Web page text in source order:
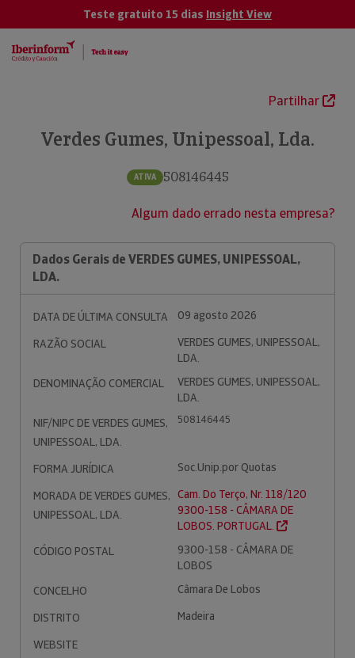
Teste gratuito 15 dias Insight View
Partilhar
Verdes Gumes, Unipessoal, Lda.
ATIVA 508146445
Algum dado errado nesta empresa?
Dados Gerais de VERDES GUMES, UNIPESSOAL,
LDA.
DATA DE ÚLTIMA CONSULTA
09 agosto 2026
RAZÃO SOCIAL
VERDES GUMES, UNIPESSOAL,
LDA.
DENOMINAÇÃO COMERCIAL
VERDES GUMES, UNIPESSOAL,
LDA.
NIF/NIPC DE VERDES GUMES,
UNIPESSOAL, LDA.
508146445
FORMA JURÍDICA
Soc.Unip.por Quotas
MORADA DE VERDES GUMES,
UNIPESSOAL, LDA.
Cam. Do Terço, Nr. 118/120
9300-158 - CÂMARA DE
LOBOS. PORTUGAL.
CÓDIGO POSTAL
9300-158 - CÂMARA DE
LOBOS
CONCELHO
Câmara De Lobos
DISTRITO
Madeira
WEBSITE